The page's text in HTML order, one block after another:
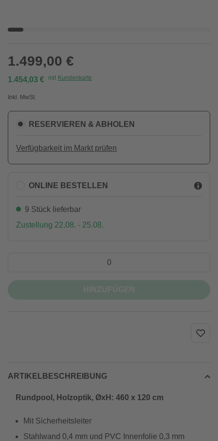
1.499,00 €
1.454,03 € mit Kundenkarte
Inkl. MwSt.
RESERVIEREN & ABHOLEN
Verfügbarkeit im Markt prüfen
ONLINE BESTELLEN
9 Stück lieferbar
Zustellung 22.08. - 25.08.
ARTIKELBESCHREIBUNG
Rundpool, Holzoptik, ØxH: 460 x 120 cm
Mit Sicherheitsleiter
Stahlwand 0,4 mm und PVC Innenfolie 0,3 mm